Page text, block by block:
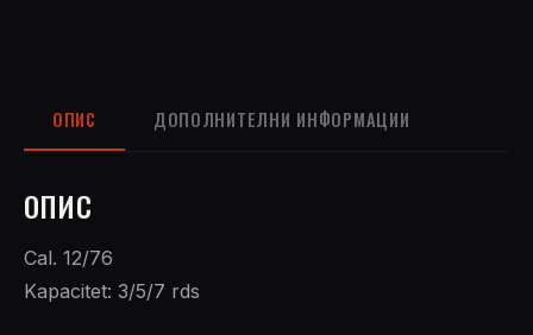
ОПИС ДОПОЛНИТЕЛНИ ИНФОРМАЦИИ
ОПИС
Cal. 12/76
Kapacitet: 3/5/7 rds